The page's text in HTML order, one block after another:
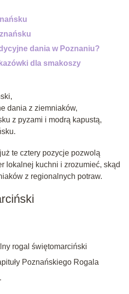
dania w Poznaniu?
dla smakoszy
dania z ziemniaków,
z pyzami i modrą kapustą,
te cztery pozycje pozwolą
lokalnej kuchni i zrozumieć, skąd
z regionalnych potraw.
rogal świętomarciński
Poznańskiego Rogala